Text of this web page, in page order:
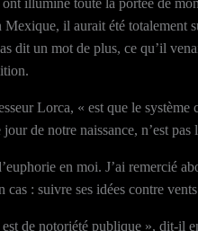
illuminé toute la portée de
Mexique, il aurait été
dit un mot de plus, ce qu’il
Lorca, « est que le
de notre naissance, n’est
en moi. J’ai remercié
: suivre ses idées contre
de notoriété publique », dit-il